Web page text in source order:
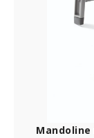
Mandoline